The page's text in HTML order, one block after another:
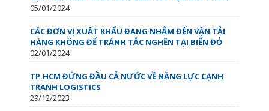
05/01/2024
CÁC ĐƠN VỊ XUẤT KHẨU ĐANG NHẮM ĐẾN VẬN TẢI
HÀNG KHÔNG ĐỂ TRÁNH TẮC NGHẼN TẠI BIỂN ĐỎ
02/01/2024
TP.HCM ĐỨNG ĐẦU CẢ NƯỚC VỀ NĂNG LỰC CẠNH
TRANH LOGISTICS
29/12/2023